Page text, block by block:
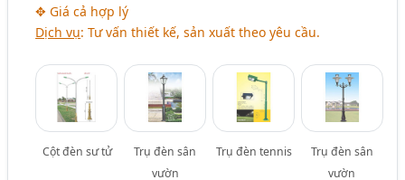
✥ Giá cả hợp lý
Dịch vụ: Tư vấn thiết kế, sản xuất theo yêu cầu.
Cột đèn sư tử
Trụ đèn sân
vườn
Trụ đèn tennis
Trụ đèn sân
vườn